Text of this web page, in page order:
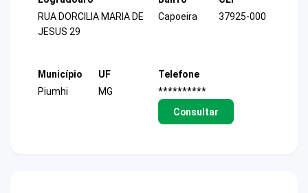
RUA DORCILIA MARIA DE
JESUS 29
Capoeira
37925-000
Município
Piumhi
UF
MG
Telefone
**********
Consultar